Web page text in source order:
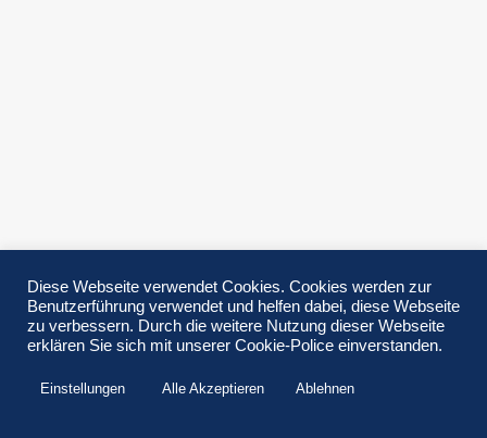
Diese Webseite verwendet Cookies. Cookies werden zur
Benutzerführung verwendet und helfen dabei, diese Webseite
zu verbessern. Durch die weitere Nutzung dieser Webseite
erklären Sie sich mit unserer Cookie-Police einverstanden.
Einstellungen Alle Akzeptieren Ablehnen